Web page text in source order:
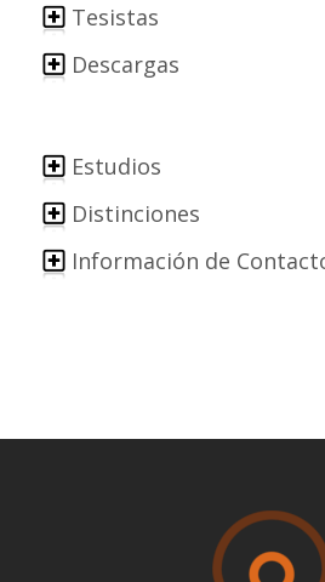
Tesistas
Descargas
Estudios
Distinciones
Información de